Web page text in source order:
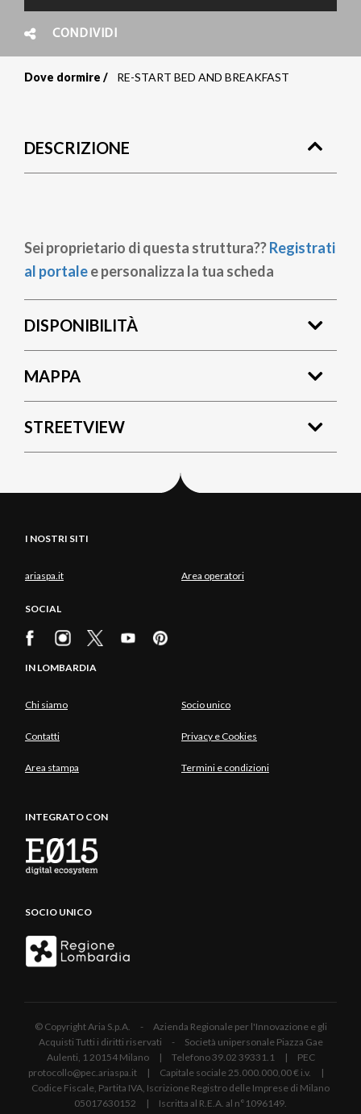
CONDIVIDI
pane
Dove dormire RE-START BED AND BREAKFAST
DESCRIZIONE
Sei proprietario di questa struttura??Registrati
al portalee personalizza la tua scheda
DISPONIBILITÀ
MAPPA
STREETVIEW
I NOSTRI SITI
ariaspa.it Area operatori
SOCIAL
IN LOMBARDIA
Chi siamo Socio unico
Contatti Privacy e Cookies
Area stampa Termini e condizioni
INTEGRATO CON
SOCIO UNICO
© Copyright Aria S.p.A. - Azienda Regionale per l'Innovazione e gli
Acquisti Tutti i diritti riservati - Società unipersonale Piazza Gae
Aulenti, 1 20154 Milano | Telefono 39.02 39331.1 | PEC
protocollo@pec.ariaspa.it | Capitale sociale 25.000.000,00 € i.v. |
Codice Fiscale, Partita IVA, Iscrizione Registro delle Imprese di Milano
05017630152 | Iscritta al R.E.A. al n°1096149.